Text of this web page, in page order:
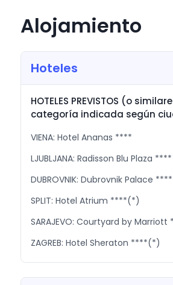
Alojamiento
Hoteles
HOTELES PREVISTOS (o
categoría indicada según
VIENA: Hotel Ananas ****
LJUBLJANA: Radisson Blu Plaza ****
DUBROVNIK: Dubrovnik Palace
SPLIT: Hotel Atrium ****(*)
SARAJEVO: Courtyard by Marriott
ZAGREB: Hotel Sheraton ****(*)